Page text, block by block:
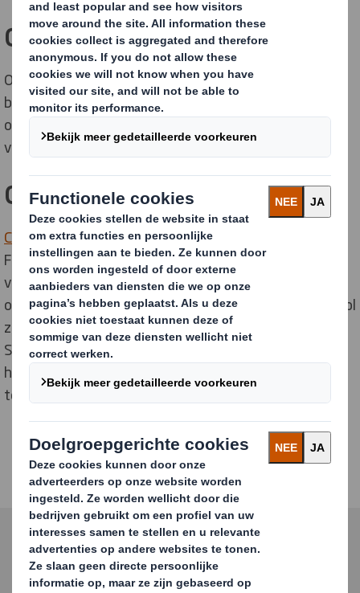
Casestudy's
OnzeNewsroom bevat vele casestudy's
beschrijven hoe wij de Circulaire Economie
ondersteunen met innovatieve en duurzame
verpakkingsoplossingen.
Circulytics
Circulytics,ontwikkeld door The Ellen MacArthur
Foundation, is het meest uitgebreide meetinstrument
voor circulariteit dat beschikbaar is, ontworpen om
organisaties te helpen zien hoe voorbereid en succesvol
ze zijn in de overgang naar een circulaire economie.
Samen met een klein aantal andere Global Partners
hebben we met de EMF samengewerkt om Circulytics
te ontwikkelen.
Neem contact op voor meer
informatie